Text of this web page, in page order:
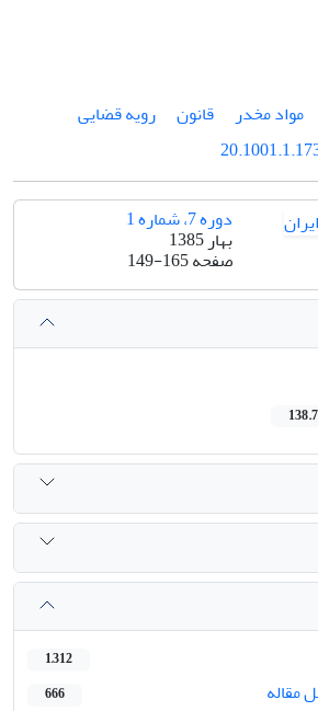
مواد مخدر قانون
رویه قضایی
دوره 7، شماره 1
بهار 1385
صفحه149-165
1,312
مقاله 666